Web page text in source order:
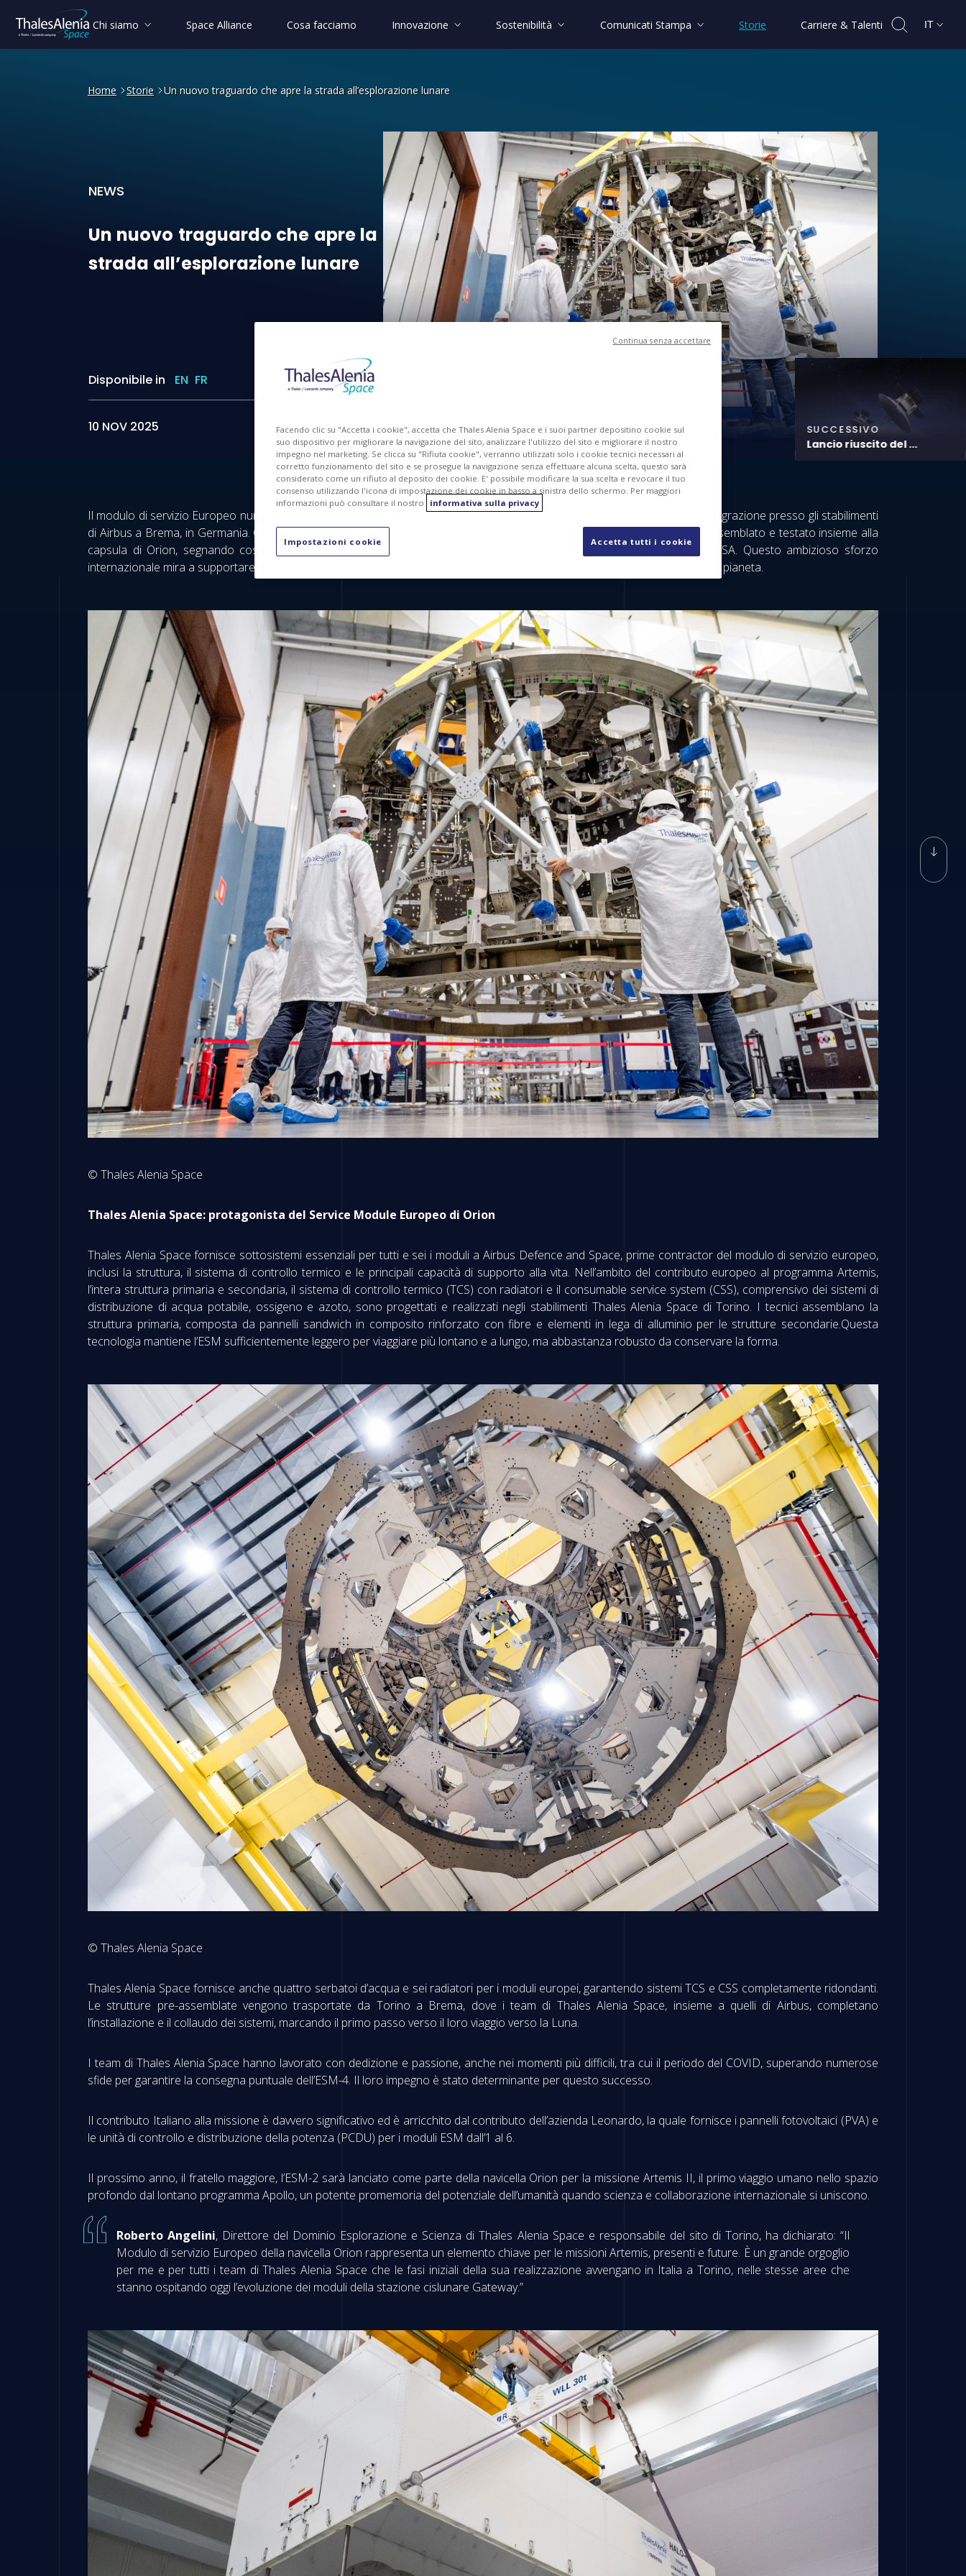
Chi siamo Space Alliance Cosa facciamo Innovazione Sostenibilità Comunicati Stampa Storie Carriere & Talenti IT
Home Storie Un nuovo traguardo che apre la strada all’esplorazione lunare
NEWS
Un nuovo traguardo che apre la strada all’esplorazione lunare
Un nuovo traguardo che apre la
strada all’esplorazione lunare
Disponibile in EN FR
10 NOV 2025 SUCCESSIVO
Lancio riuscito del ...
Il modulo di servizio Europeo numero 4 (ESM-4), dedicato alla navicella Orion della NASA, ha completato con successo l’integrazione presso gli stabilimenti
di Airbus a Brema, in Germania. Ora è in preparazione per la spedizione al Kennedy Space Center in Florida, dove verrà assemblato e testato insieme alla
capsula di Orion, segnando così una tappa fondamentale verso il prossimo capitolo del programma Artemis della NASA. Questo ambizioso sforzo
internazionale mira a supportare il ritorno degli astronauti sulla Luna e a gettare le basi per future esplorazioni oltre il nostro pianeta.
© Thales Alenia Space
Thales Alenia Space: protagonista del Service Module Europeo di Orion
Thales Alenia Space fornisce sottosistemi essenziali per tutti e sei i moduli a Airbus Defence and Space, prime contractor del modulo di servizio europeo,
inclusi la struttura, il sistema di controllo termico e le principali capacità di supporto alla vita. Nell’ambito del contributo europeo al programma Artemis,
l’intera struttura primaria e secondaria, il sistema di controllo termico (TCS) con radiatori e il consumable service system (CSS), comprensivo dei sistemi di
distribuzione di acqua potabile, ossigeno e azoto, sono progettati e realizzati negli stabilimenti Thales Alenia Space di Torino. I tecnici assemblano la
struttura primaria, composta da pannelli sandwich in composito rinforzato con fibre e elementi in lega di alluminio per le strutture secondarie.Questa
tecnologia mantiene l’ESM sufficientemente leggero per viaggiare più lontano e a lungo, ma abbastanza robusto da conservare la forma.
© Thales Alenia Space
Thales Alenia Space fornisce anche quattro serbatoi d’acqua e sei radiatori per i moduli europei, garantendo sistemi TCS e CSS completamente ridondanti.
Le strutture pre-assemblate vengono trasportate da Torino a Brema, dove i team di Thales Alenia Space, insieme a quelli di Airbus, completano
l’installazione e il collaudo dei sistemi, marcando il primo passo verso il loro viaggio verso la Luna.
I team di Thales Alenia Space hanno lavorato con dedizione e passione, anche nei momenti più difficili, tra cui il periodo del COVID, superando numerose
sfide per garantire la consegna puntuale dell’ESM-4. Il loro impegno è stato determinante per questo successo.
Il contributo Italiano alla missione è davvero significativo ed è arricchito dal contributo dell’azienda Leonardo, la quale fornisce i pannelli fotovoltaici (PVA) e
le unità di controllo e distribuzione della potenza (PCDU) per i moduli ESM dall’1 al 6.
Il prossimo anno, il fratello maggiore, l’ESM-2 sarà lanciato come parte della navicella Orion per la missione Artemis II, il primo viaggio umano nello spazio
profondo dal lontano programma Apollo, un potente promemoria del potenziale dell’umanità quando scienza e collaborazione internazionale si uniscono.
Roberto Angelini, Direttore del Dominio Esplorazione e Scienza di Thales Alenia Space e responsabile del sito di Torino, ha dichiarato: “Il
Modulo di servizio Europeo della navicella Orion rappresenta un elemento chiave per le missioni Artemis, presenti e future. È un grande orgoglio
per me e per tutti i team di Thales Alenia Space che le fasi iniziali della sua realizzazione avvengano in Italia a Torino, nelle stesse aree che
stanno ospitando oggi l’evoluzione dei moduli della stazione cislunare Gateway.”
Facendo clic su "Accetta i cookie", accetta che Thales Alenia Space e i suoi partner depositino cookie sul
suo dispositivo per migliorare la navigazione del sito, analizzare l'utilizzo del sito e migliorare il nostro
impegno nel marketing. Se clicca su "Rifiuta cookie", verranno utilizzati solo i cookie tecnici necessari al
corretto funzionamento del sito e se prosegue la navigazione senza effettuare alcuna scelta, questo sarà
considerato come un rifiuto al deposito dei cookie. E' possibile modificare la sua scelta e revocare il tuo
consenso utilizzando l'icona di impostazione dei cookie in basso a sinistra dello schermo. Per maggiori
informazioni può consultare il nostro
informativa sulla privacy
Impostazioni cookie Accetta tutti i cookie
Continua senza accettare